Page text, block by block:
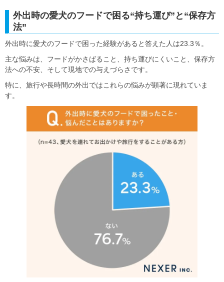
外出時の愛犬のフードで困る“持ち運び”と“保存方
法”
外出時に愛犬のフードで困った経験があると答えた人は23.3％。
主な悩みは、フードがかさばること、持ち運びにくいこと、保存方
法への不安、そして現地での与えづらさです。
特に、旅行や長時間の外出ではこれらの悩みが顕著に現れていま
す。